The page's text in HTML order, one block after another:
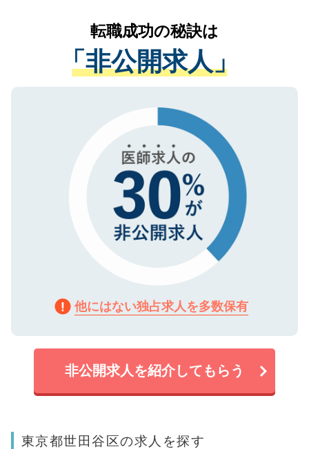
は、個人情報の取り扱いについての厳密な
管理基準を満たした事業者のみに付与され
る、プライバシーマークを取得済みです。
で、機密保持に関してもご安心ください。
かがいして、現在の医療機関の状況や紹介
経験をまじえながら、適切なアドバイスを
させていただきます。すぐにご転職をされ
ない方には、長期的なサポートが可能です
ので、まずはご登録ください。
転職成功の秘訣は
「非公開求人」
他にはない独占求人を多数保有
非公開求人を紹介してもらう
東京都世田谷区の求人を探す